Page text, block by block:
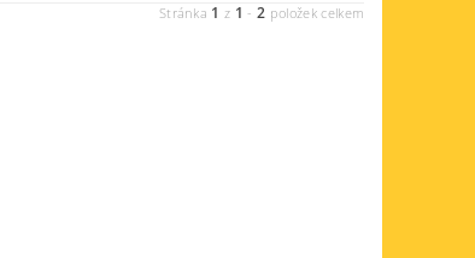
Stránka 1 z 1 -2 položek celkem